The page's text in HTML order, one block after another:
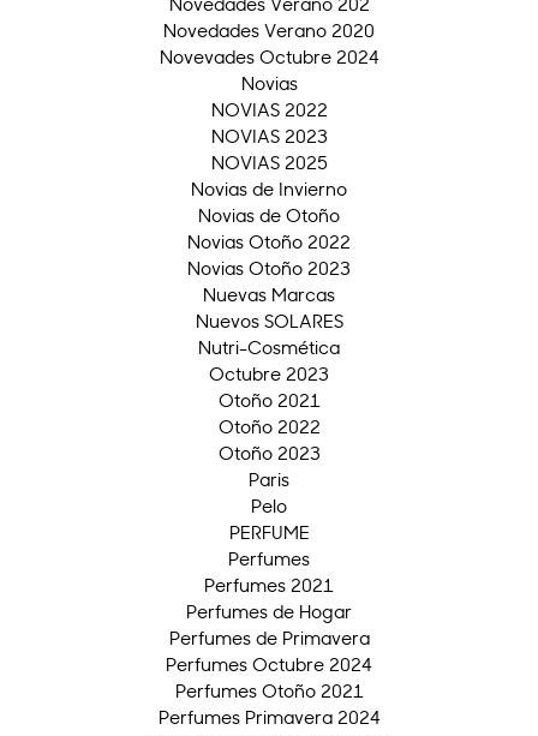
Novedades Verano 2020
Novevades Octubre 2024
Novias
NOVIAS 2022
NOVIAS 2023
NOVIAS 2025
Novias de Invierno
Novias de Otoño
Novias Otoño 2022
Novias Otoño 2023
Nuevas Marcas
Nuevos SOLARES
Nutri-Cosmética
Octubre 2023
Otoño 2021
Otoño 2022
Otoño 2023
Paris
Pelo
PERFUME
Perfumes
Perfumes 2021
Perfumes de Hogar
Perfumes de Primavera
Perfumes Octubre 2024
Perfumes Otoño 2021
Perfumes Primavera 2024